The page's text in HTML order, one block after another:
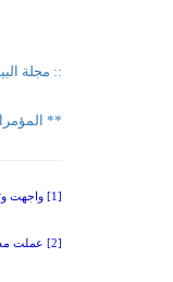
:: مجلة
** المؤمرات
[2] عملت مديرة تنفيذية للصندوق من 2001 حتى 2010م، وهي حالياً عضو مجلس الشورى السعودي.